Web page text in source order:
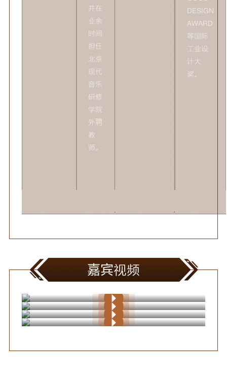
并在
业余
时间
担任
北京
现代
音乐
研修
学院
外聘
教
师。
DESIGN
AWARD
等国际
工业设
计大
奖。
嘉宾视频
许知远
李星宇
理想生活就是自洽+对自然的理解
理想生活的捷径是先掌握自己的呼吸
欧杰
理想的生活+打造家的智想